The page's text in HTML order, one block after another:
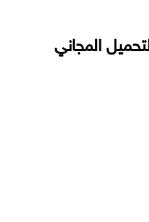
المجاني